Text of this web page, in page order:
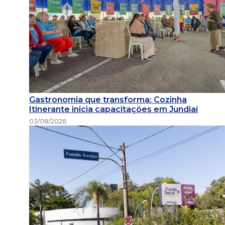
Gastronomia que transforma: Cozinha
Itinerante inicia capacitações em Jundiaí
03/08/2026